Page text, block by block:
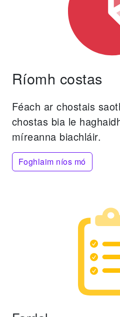
Ríomh costas
Féach ar chostais
chostas bia le
míreanna biachláir.
Foghlaim níos mó